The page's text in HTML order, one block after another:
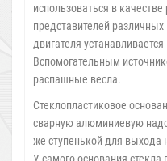
использоваться в
представителей
двигателя
Вспомогательным
распашные весла.
Стеклопластиковое
сварную алюминиевую
же ступенькой для выхода